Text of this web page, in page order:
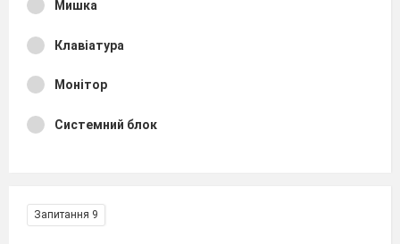
Мишка
Клавіатура
Монітор
Системний блок
Запитання 9